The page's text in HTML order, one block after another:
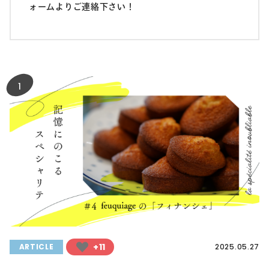
ォームよりご連絡下さい！
1
ARTICLE +11 2025.05.27